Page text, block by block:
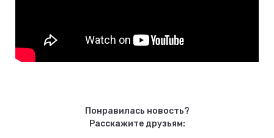
Понравилась новость?
Расскажите друзьям: